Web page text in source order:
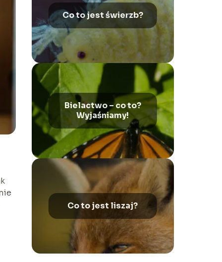
Co to jest świerzb?
Bielactwo – co to?
Wyjaśniamy!
Co to jest liszaj?